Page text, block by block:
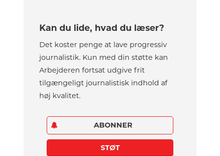
Kan du lide, hvad du læser?
Det koster penge at lave progressiv
journalistik. Kun med din støtte kan
Arbejderen fortsat udgive frit
tilgængeligt journalistisk indhold af
høj kvalitet.
ABONNER
STØT